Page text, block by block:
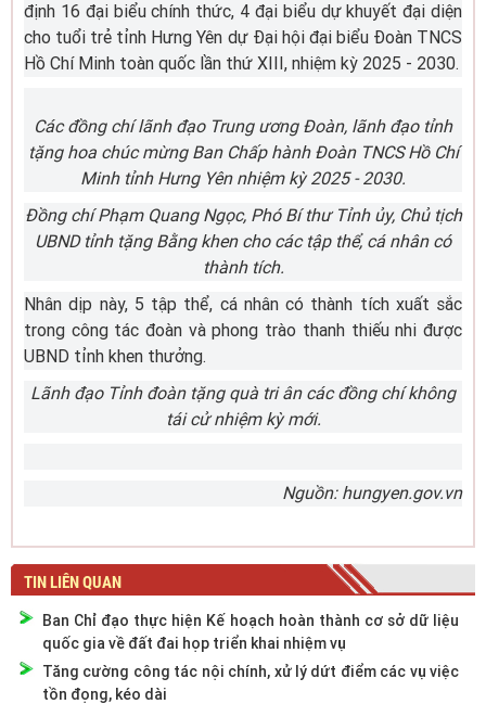
định 16 đại biểu chính thức, 4 đại biểu dự khuyết đại diện
cho tuổi trẻ tỉnh Hưng Yên dự Đại hội đại biểu Đoàn TNCS
Hồ Chí Minh toàn quốc lần thứ XIII, nhiệm kỳ 2025 - 2030.
Các đồng chí lãnh đạo Trung ương Đoàn, lãnh đạo tỉnh
tặng hoa chúc mừng Ban Chấp hành Đoàn TNCS Hồ Chí
Minh tỉnh Hưng Yên nhiệm kỳ 2025 - 2030.
Đồng chí Phạm Quang Ngọc, Phó Bí thư Tỉnh ủy, Chủ tịch
UBND tỉnh tặng Bằng khen cho các tập thể, cá nhân có
thành tích.
Nhân dịp này, 5 tập thể, cá nhân có thành tích xuất sắc
trong công tác đoàn và phong trào thanh thiếu nhi được
UBND tỉnh khen thưởng.
Lãnh đạo Tỉnh đoàn tặng quà tri ân các đồng chí không
tái cử nhiệm kỳ mới.
Nguồn: hungyen.gov.vn
TIN LIÊN QUAN
Ban Chỉ đạo thực hiện Kế hoạch hoàn thành cơ sở dữ liệu
quốc gia về đất đai họp triển khai nhiệm vụ
Tăng cường công tác nội chính, xử lý dứt điểm các vụ việc
tồn đọng, kéo dài